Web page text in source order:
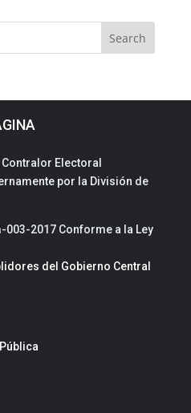
Electoral
por la División de
2017 Conforme a la Ley
del Gobierno Central